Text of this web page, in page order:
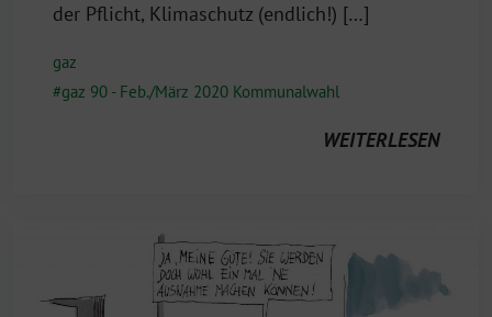
der Pflicht, Klimaschutz (endlich!) […]
gaz
gaz 90 - Feb./März 2020 Kommunalwahl
WEITERLESEN